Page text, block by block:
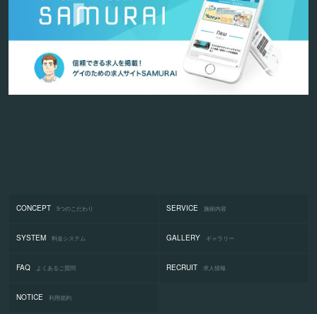
CONCEPT 5つのこだわり SERVICE 施術内容
SYSTEM 料金システム GALLERY ギャラリー
FAQ よくあるご質問 RECRUIT 求人情報
NOTICE 利用規約